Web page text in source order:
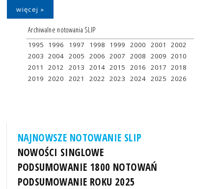
więcej »
Archiwalne notowania SLIP
1995 1996 1997 1998 1999 2000 2001
2002
2003 2004 2005 2006 2007 2008 2009 2010
2011
2012 2013 2014 2015 2016 2017 2018
2019 2020 2021 2022 2023 2024 2025 2026
NAJNOWSZE NOTOWANIE SLIP
NOWOŚCI SINGLOWE
PODSUMOWANIE 1800 NOTOWAŃ
PODSUMOWANIE ROKU 2025